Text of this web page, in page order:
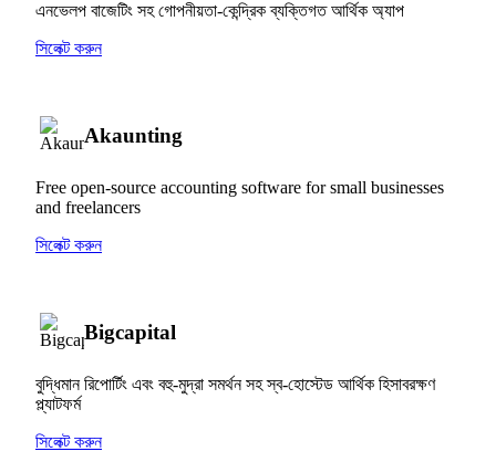
এনভেলপ বাজেটিং সহ গোপনীয়তা-কেন্দ্রিক ব্যক্তিগত আর্থিক অ্যাপ
সিলেক্ট করুন
Akaunting
Free open-source accounting software for small businesses
and freelancers
সিলেক্ট করুন
Bigcapital
বুদ্ধিমান রিপোর্টিং এবং বহু-মুদ্রা সমর্থন সহ স্ব-হোস্টেড আর্থিক হিসাবরক্ষণ
প্ল্যাটফর্ম
সিলেক্ট করুন